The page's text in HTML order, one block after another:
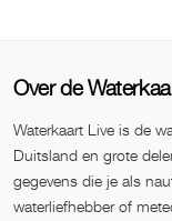
Over de
Waterkaart Live is de
Duitsland en grote
gegevens die je als
waterliefhebber of